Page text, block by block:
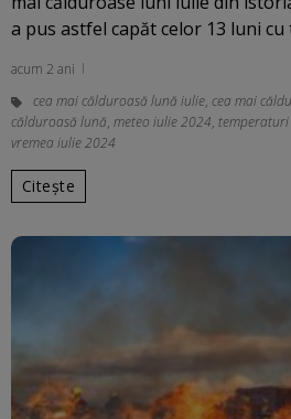
a pus astfel capăt celor 13 luni
acum 2 ani
cea mai călduroasă lună iulie, cea mai
călduroasă lună, meteo iulie 2024, temperaturi
vremea iulie 2024
Citește